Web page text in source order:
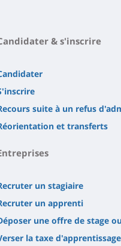
& s'inscrire
suite à un refus
et transferts
un stagiaire
un apprenti
une offre de stage
la taxe d'apprentissage